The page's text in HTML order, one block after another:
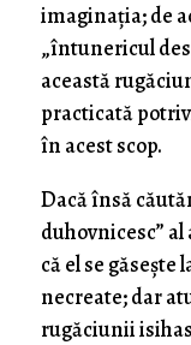
imaginaţia; de
„întunericul
această
practicată
în acest scop.
Dacă însă
duhovnicesc”
că el se
necreate; dar
rugăciunii